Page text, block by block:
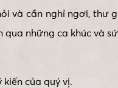
và cần nghỉ ngơi, thư
những ca khúc và
của quý vị.